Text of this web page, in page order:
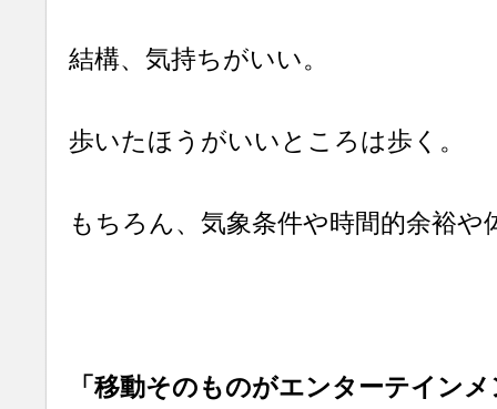
結構、気持ちがいい。
歩いたほうがいいところは歩く。
もちろん、気象条件や時間的余裕
「移動そのものがエンターテイン